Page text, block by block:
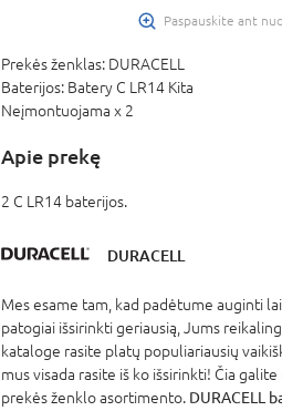
Paspauskite ant
Prekės ženklas: DURACELL
Baterijos: Batery C LR14 Kita
Neįmontuojama x 2
Apie prekę
2 C LR14 baterijos.
DURACELL
Mes esame tam, kad padėtume auginti
patogiai išsirinkti geriausią, Jums
kataloge rasite platų populiariausių
mus visada rasite iš ko išsirinkti! Čia
prekės ženklo asortimento. DURACELL